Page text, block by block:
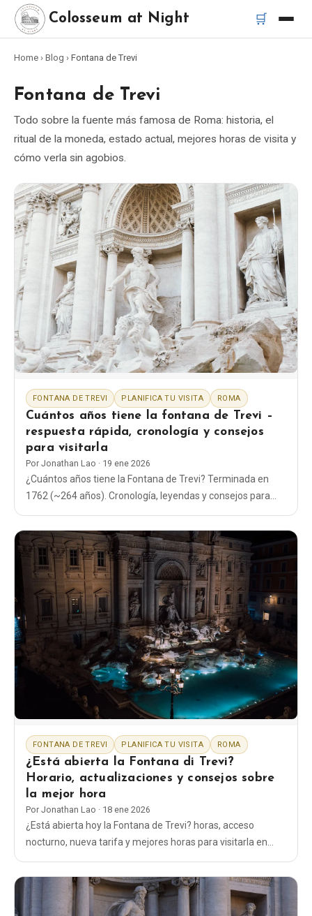
Colosseum at Night 🛒
Inicio
Mejores tours
Mejores tours nocturnos del Coliseo
Mejores tours en Roma
Bus turístico Roma
Tour en Vespa Roma
Catacumbas de Roma
Blog
Todos los recuerdos
Posters
T-Shirts
Fridge Magnets
License Plates
Sobre nosotros
DE ES FR IT
Home › Blog › Fontana de Trevi
Fontana de Trevi
Todo sobre la fuente más famosa de Roma: historia, el
ritual de la moneda, estado actual, mejores horas de visita y
cómo verla sin agobios.
FONTANA DE TREVI PLANIFICA TU VISITA ROMA
Cuántos años tiene la fontana de Trevi –
respuesta rápida, cronología y consejos
para visitarla
Por Jonathan Lao · 19 ene 2026
¿Cuántos años tiene la Fontana de Trevi? Terminada en
1762 (~264 años). Cronología, leyendas y consejos para
sencilla.
FONTANA DE TREVI PLANIFICA TU VISITA ROMA
¿Está abierta la Fontana di Trevi?
Horario, actualizaciones y consejos sobre
la mejor hora
Por Jonathan Lao · 18 ene 2026
¿Está abierta hoy la Fontana de Trevi? horas, acceso
nocturno, nueva tarifa y mejores horas para visitarla en
monedas y los cierres.